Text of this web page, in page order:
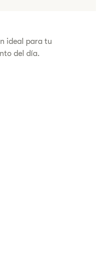
ideal para tu
del día.